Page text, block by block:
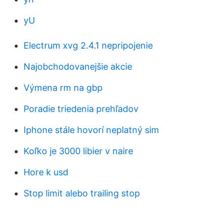
yU
Electrum xvg 2.4.1 nepripojenie
Najobchodovanejšie akcie
Výmena rm na gbp
Poradie triedenia prehľadov
Iphone stále hovorí neplatný sim
Koľko je 3000 libier v naire
Hore k usd
Stop limit alebo trailing stop